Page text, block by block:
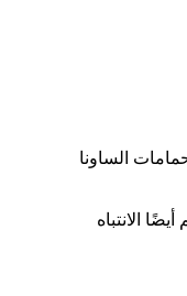
الساونا
الانتباه